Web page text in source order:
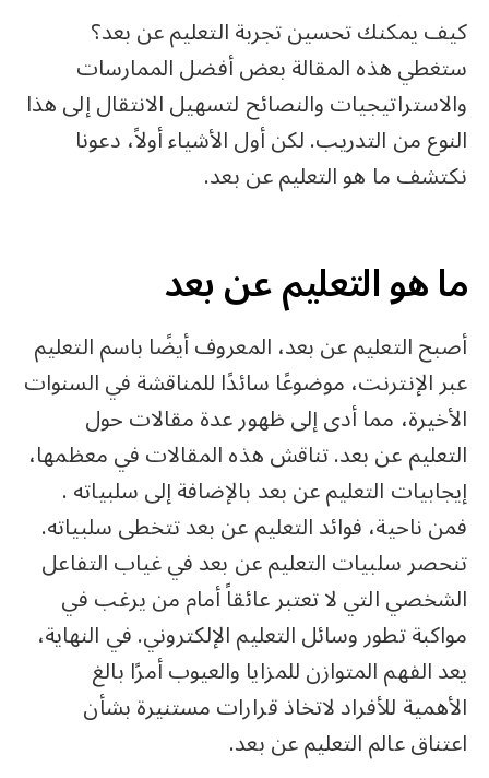
كيف يمكنك تحسين تجربة التعليم عن بعد؟
ستغطي هذه المقالة بعض أفضل الممارسات
والاستراتيجيات والنصائح لتسهيل الانتقال إلى هذا
النوع من التدريب. لكن أول الأشياء أولاً، دعونا
نكتشف ما هو التعليم عن بعد.
ما هو التعليم عن بعد
أصبح التعليم عن بعد، المعروف أيضًا باسم التعليم
عبر الإنترنت، موضوعًا سائدًا للمناقشة في السنوات
الأخيرة، مما أدى إلى ظهور عدة مقالات حول
التعليم عن بعد. تناقش هذه المقالات في معظمها،
إيجابيات التعليم عن بعد بالإضافة إلى سلبياته .
فمن ناحية، فوائد التعليم عن بعد تتخطى سلبياته.
تنحصر سلبيات التعليم عن بعد في غياب التفاعل
الشخصي التي لا تعتبر عائقاً أمام من يرغب في
مواكبة تطور وسائل التعليم الإلكتروني. في النهاية،
يعد الفهم المتوازن للمزايا والعيوب أمرًا بالغ
الأهمية للأفراد لاتخاذ قرارات مستنيرة بشأن
اعتناق عالم التعليم عن بعد.